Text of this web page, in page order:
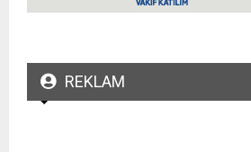
REKLAM